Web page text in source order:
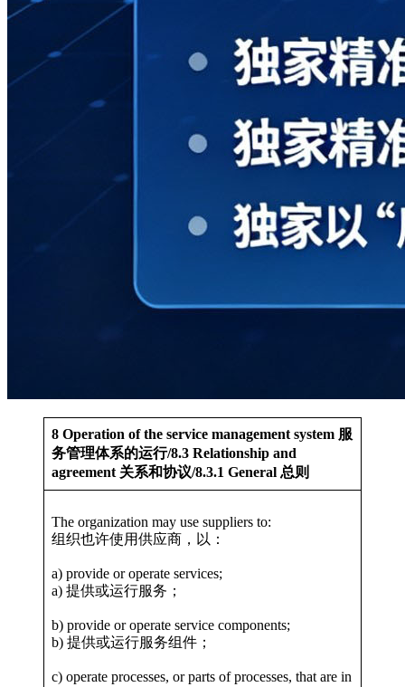
8 Operation of the service management system 服
务管理体系的运行/8.3 Relationship and
agreement 关系和协议/8.3.1 General 总则
The organization may use suppliers to:
组织也许使用供应商，以：
a) provide or operate services;
a) 提供或运行服务；
b) provide or operate service components;
b) 提供或运行服务组件；
c) operate processes, or parts of processes, that are in